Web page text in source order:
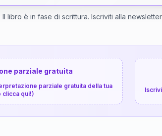
Il libro è in fase di scrittura. Iscriviti alla
parziale gratuita
parziale gratuita della tua
clicca qui!)